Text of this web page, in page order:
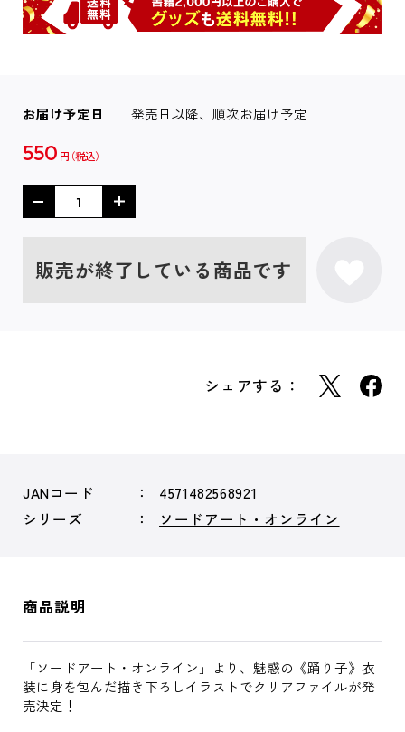
お届け予定日 発売日以降、順次お届け予定
550 円
販売が終了している商品です
シェアする：
JANコード
4571482568921
シリーズ
ソードアート・オンライン
商品説明
「ソードアート・オンライン」より、魅惑の《踊り子》衣
装に身を包んだ描き下ろしイラストでクリアファイルが発
売決定！